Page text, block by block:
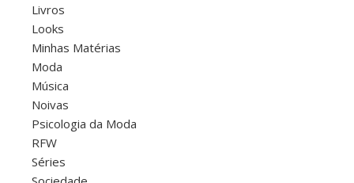
Livros
Looks
Minhas Matérias
Moda
Música
Noivas
Psicologia da Moda
RFW
Séries